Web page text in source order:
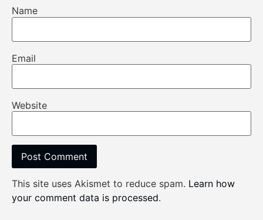
Name
Email
Website
This site uses Akismet to reduce spam. Learn how
your comment data is processed.